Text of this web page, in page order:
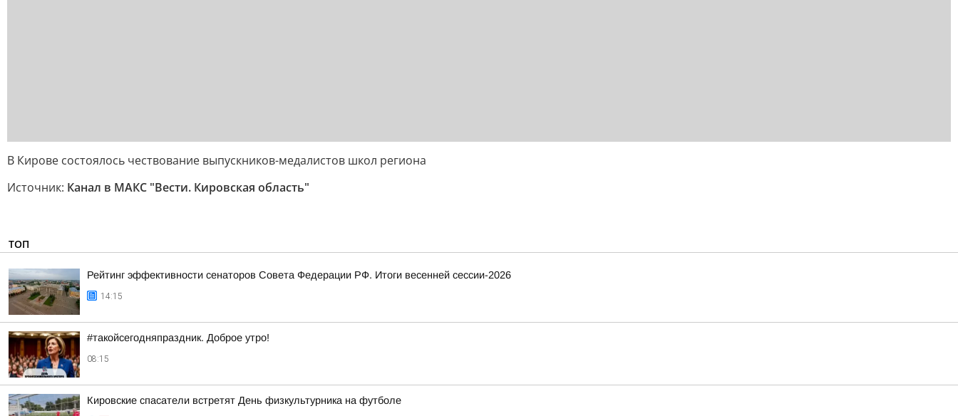
В Кирове состоялось чествование выпускников-медалистов школ региона
Источник: Канал в МАКС "Вести. Кировская область"
ТОП
Рейтинг эффективности сенаторов Совета Федерации РФ. Итоги весенней сессии-2026
14:15
#такойсегодняпраздник. Доброе утро!
08:15
Кировские спасатели встретят День физкультурника на футболе